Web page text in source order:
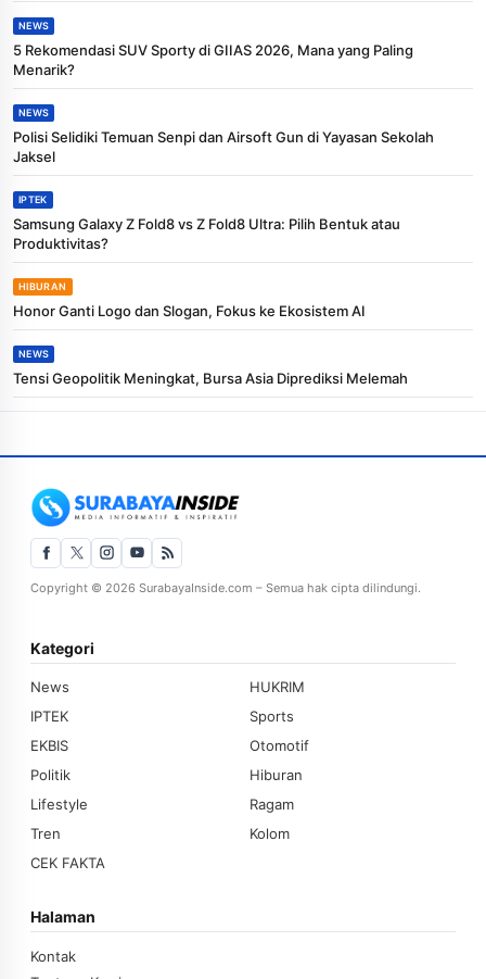
NEWS
5 Rekomendasi SUV Sporty di GIIAS 2026, Mana yang Paling
Menarik?
NEWS
Polisi Selidiki Temuan Senpi dan Airsoft Gun di Yayasan Sekolah
Jaksel
IPTEK
Samsung Galaxy Z Fold8 vs Z Fold8 Ultra: Pilih Bentuk atau
Produktivitas?
HIBURAN
Honor Ganti Logo dan Slogan, Fokus ke Ekosistem AI
NEWS
Tensi Geopolitik Meningkat, Bursa Asia Diprediksi Melemah
Copyright © 2026 SurabayaInside.com – Semua hak cipta dilindungi.
Kategori
News
HUKRIM
IPTEK
Sports
EKBIS
Otomotif
Politik
Hiburan
Lifestyle
Ragam
Tren
Kolom
CEK FAKTA
Halaman
Kontak